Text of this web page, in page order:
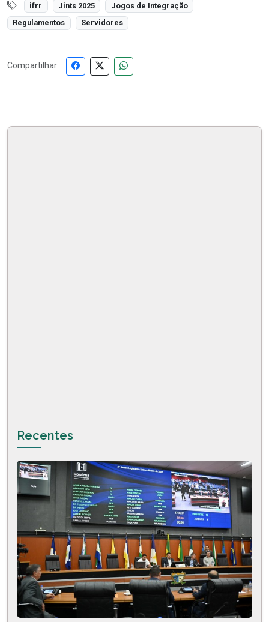
ifrr Jints 2025
Jogos de Integração
Regulamentos
Servidores
Compartilhar:
Recentes